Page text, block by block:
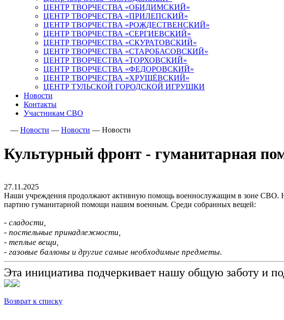
ЦЕНТР ТВОРЧЕСТВА «ОБИДИМСКИЙ»
ЦЕНТР ТВОРЧЕСТВА «ПРИЛЕПСКИЙ»
ЦЕНТР ТВОРЧЕСТВА «РОЖДЕСТВЕНСКИЙ»
ЦЕНТР ТВОРЧЕСТВА «СЕРГИЕВСКИЙ»
ЦЕНТР ТВОРЧЕСТВА «СКУРАТОВСКИЙ»
ЦЕНТР ТВОРЧЕСТВА «СТАРОБАСОВСКИЙ»
ЦЕНТР ТВОРЧЕСТВА «ТОРХОВСКИЙ»
ЦЕНТР ТВОРЧЕСТВА «ФЕДОРОВСКИЙ»
ЦЕНТР ТВОРЧЕСТВА «ХРУЩЁВСКИЙ»
ЦЕНТР ТУЛЬСКОЙ ГОРОДСКОЙ ИГРУШКИ
Новости
Контакты
Участникам СВО
— Новости — Новости — Новости
Культурный фронт - гуманитарная
27.11.2025
Наши учреждения продолжают активную помощь военнослужащим в зоне СВО.
партию гуманитарной помощи нашим военным. Среди собранных вещей:
- сладости,
- постельные принадлежности,
- теплые вещи,
- газовые баллоны и другие самые необходимые предметы.
Эта инициатива подчеркивает нашу общую заботу и
Возврат к списку